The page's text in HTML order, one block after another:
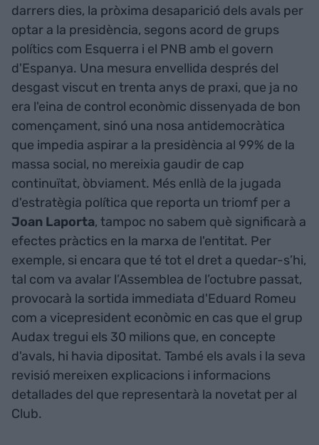
darrers dies, la pròxima desaparició dels avals per
optar a la presidència, segons acord de grups
polítics com Esquerra i el PNB amb el govern
d'Espanya. Una mesura envellida després del
desgast viscut en trenta anys de praxi, que ja no
era l'eina de control econòmic dissenyada de bon
començament, sinó una nosa antidemocràtica
que impedia aspirar a la presidència al 99% de la
massa social, no mereixia gaudir de cap
continuïtat, òbviament. Més enllà de la jugada
d'estratègia política que reporta un triomf per a
Joan Laporta, tampoc no sabem què significarà a
efectes pràctics en la marxa de l'entitat. Per
exemple, si encara que té tot el dret a quedar-s’hi,
tal com va avalar l’Assemblea de l’octubre passat,
provocarà la sortida immediata d'Eduard Romeu
com a vicepresident econòmic en cas que el grup
Audax tregui els 30 milions que, en concepte
d'avals, hi havia dipositat. També els avals i la seva
revisió mereixen explicacions i informacions
detallades del que representarà la novetat per al
Club.